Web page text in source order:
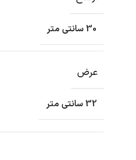
30 سانتی متر
عرض
32 سانتی متر